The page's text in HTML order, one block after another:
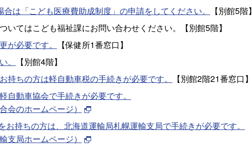
は「こども医療費助成制度」の申請をしてください。
【別館5階】
いてはこども福祉課にお問い合わせください。【別館5階】
が必要です。
【保健所1番窓口】
。
【別館4階】
持ちの方は軽自動車税の手続きが必要です。
【別館2階21番窓口】
動車協会で手続きが必要です。
会のホームページ）
持ちの方は、北海道運輸局札幌運輸支局で手続きが必要です。
支局ホームページ）